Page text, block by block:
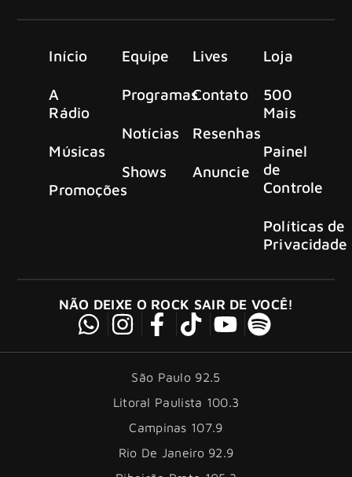
Início
A
Rádio
Músicas
Promoções
Equipe
Programas
Notícias
Shows
Lives
Contato
Resenhas
Anuncie
Loja
500
Mais
Painel
de
Controle
Políticas de
Privacidade
NÃO DEIXE O ROCK SAIR DE VOCÊ!
São Paulo 92.5
Litoral Paulista 100.3
Campinas 107.9
Rio De Janeiro 92.9